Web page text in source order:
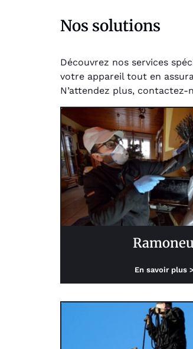
Nos solutions
Découvrez nos services
votre appareil tout en
N’attendez plus,
En savoir plus